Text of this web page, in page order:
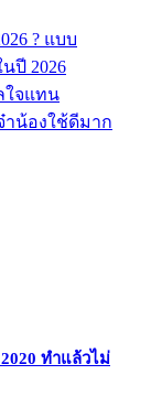
? แบบ
ปี 2026
ใจแทน
จ๋าน้องใช้ดีมาก
ทำแล้วไม่